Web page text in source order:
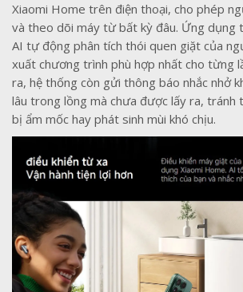
Xiaomi Home trên điện thoại, cho phép
và theo dõi máy từ bất kỳ đâu. Ứng dụng
AI tự động phân tích thói quen giặt của
xuất chương trình phù hợp nhất cho từng
ra, hệ thống còn gửi thông báo nhắc nhở
lâu trong lồng mà chưa được lấy ra, tránh
bị ẩm mốc hay phát sinh mùi khó chịu.